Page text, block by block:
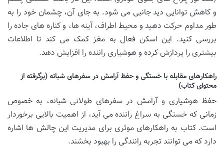
و کاهش توانایی دید جانبی می شود. به جای آن، چشمان خود را به
طور مداوم حرکت دهید و محیط اطراف، آینه ها، و کناره های جاده را
بررسی کنید. این اسکن فعال به مغز کمک می کند تا اطلاعات
بیشتری را پردازش کرده و هوشیاری راننده را افزایش دهد.
راهکارهای مقابله با خستگی و حفظ آرامش در سفرهای شبانه (برگرفته از
محتوای کتاب)
حفظ هوشیاری و آرامش در سفرهای طولانی شبانه، به خصوص
زمانی که خستگی به سراغ راننده می آید، از اهمیت بالایی برخوردار
است. کتاب به راهکارهای موثری برای مدیریت این چالش ها اشاره
دارد که می توانند تجربه رانندگی را بهبود بخشند.